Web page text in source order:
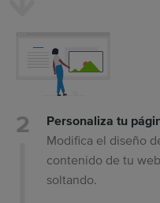
Personaliza tu
Modifica el diseño
contenido de tu
soltando.